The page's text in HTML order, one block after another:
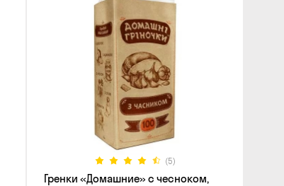
(5)
Гренки «Домашние» с чесноком,